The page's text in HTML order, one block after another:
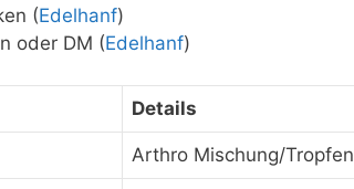
(Edelhanf)
oder DM (Edelhanf)
Details
Arthro Mischung/Tropfen